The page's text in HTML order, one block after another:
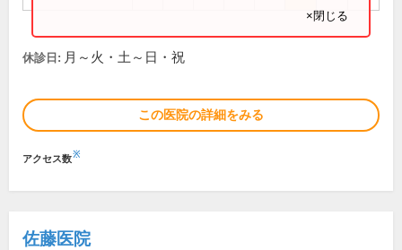
×閉じる
休診日: 月～火・土～日・祝
この医院の詳細をみる
アクセス数※
佐藤医院